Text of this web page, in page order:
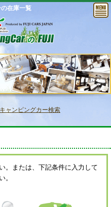
在庫一覧
キャンピングカー検索
。または、下記条件に入力して
。